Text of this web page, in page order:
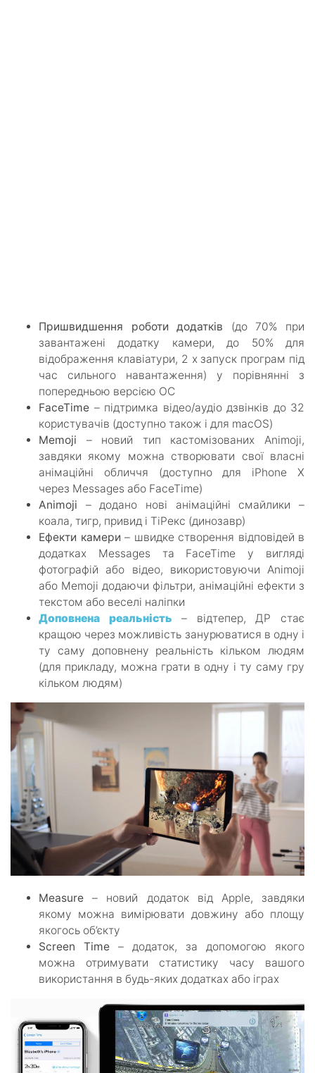
Пришвидшення роботи додатків (до 70% при
завантажені додатку камери, до 50% для
відображення клавіатури, 2 х запуск програм під
час сильного навантаження) у порівнянні з
попередньою версією ОС
FaceTime – підтримка відео/аудіо дзвінків до 32
користувачів (доступно також і для macOS)
Memoji – новий тип кастомізованих Animoji,
завдяки якому можна створювати свої власні
анімаційні обличчя (доступно для iPhone X
через Messages або FaceTime)
Animoji – додано нові анімаційні смайлики –
коала, тигр, привид і ТіРекс (динозавр)
Ефекти камери – швидке створення відповідей в
додатках Messages та FaceTime у вигляді
фотографій або відео, використовуючи Animoji
або Memoji додаючи фільтри, анімаційні ефекти з
текстом або веселі наліпки
Доповнена реальність – відтепер, ДР стає
кращою через можливість занурюватися в одну і
ту саму доповнену реальність кільком людям
(для прикладу, можна грати в одну і ту саму гру
кільком людям)
Measure – новий додаток від Apple, завдяки
якому можна вимірювати довжину або площу
якогось об’єкту
Screen Time – додаток, за допомогою якого
можна отримувати статистику часу вашого
використання в будь-яких додатках або іграх